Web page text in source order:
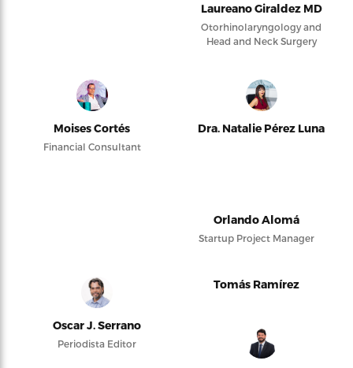
Laureano Giraldez MD
Otorhinolaryngology and
Head and Neck Surgery
Moises Cortés
Financial Consultant
Dra. Natalie Pérez Luna
Orlando Alomá
Startup Project Manager
Oscar J. Serrano
Periodista Editor
Tomás Ramírez